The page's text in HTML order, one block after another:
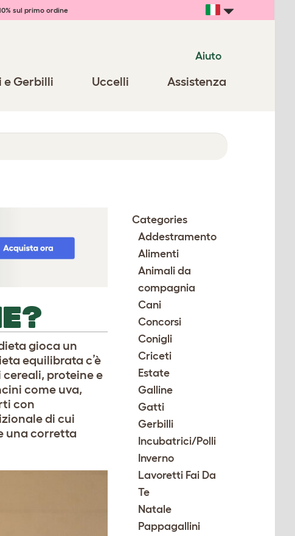
sul primo ordine
Aiuto
Gerbilli Uccelli Assistenza
gioca un
equilibrata c’è
proteine e
come uva,
con
di cui
una corretta
Categories
Addestramento
Alimenti
Animali da
compagnia
Cani
Concorsi
Conigli
Criceti
Estate
Galline
Gatti
Gerbilli
Incubatrici/Polli
Inverno
Lavoretti Fai Da
Te
Natale
Pappagallini